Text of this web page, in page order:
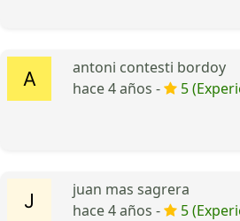
antoni contesti bordoy
hace 4 años -
5
juan mas sagrera
hace 4 años -
5